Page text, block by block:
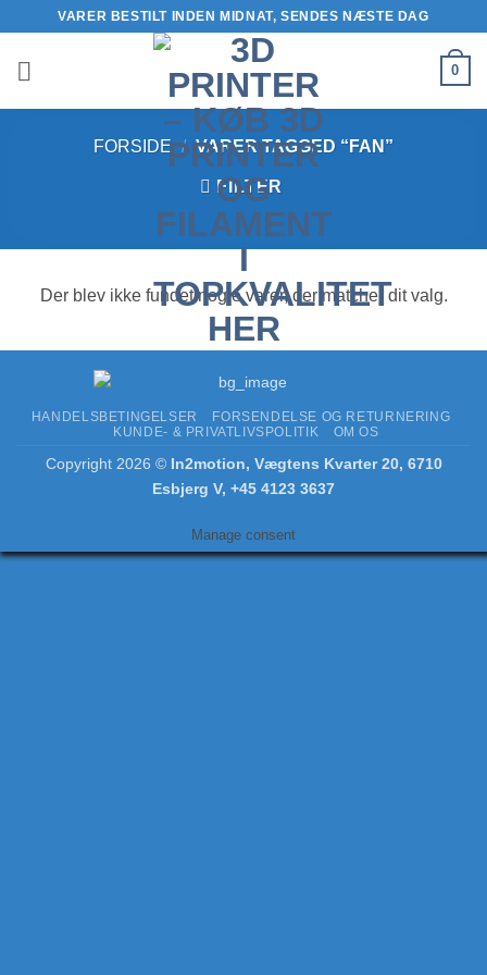
indhold
VARER BESTILT INDEN MIDNAT, SENDES NÆSTE DAG
0
FORSIDE / VARER TAGGED “FAN”
FILTER
Der blev ikke fundet nogle varer, der matcher dit valg.
HANDELSBETINGELSER
FORSENDELSE OG RETURNERING
KUNDE- & PRIVATLIVSPOLITIK
OM OS
Copyright 2026 © In2motion, Vægtens Kvarter 20, 6710
Esbjerg V, +45 4123 3637
Manage consent